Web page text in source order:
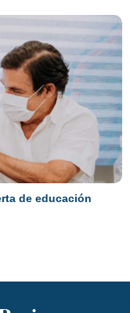
de educación